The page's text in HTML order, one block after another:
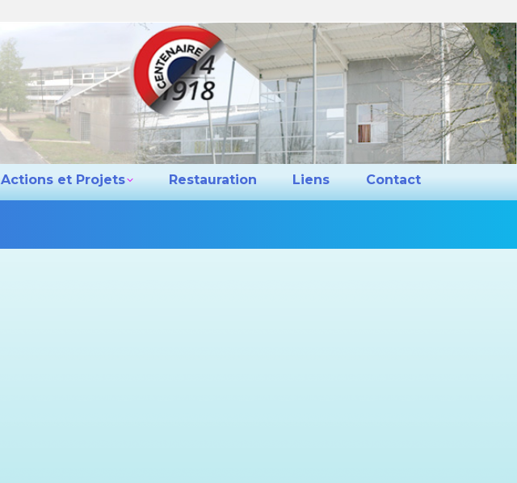
Actions et Projets Restauration Liens Contact
êtes
Actions et Projets Restauration Liens
Contact